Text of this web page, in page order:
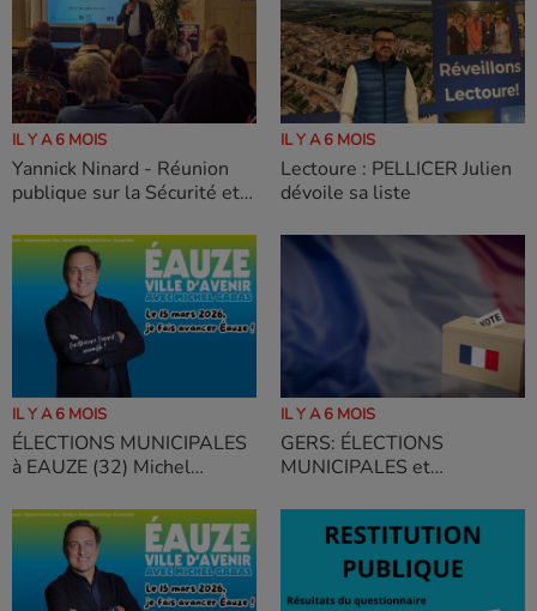
IL Y A 6 MOIS
Yannick Ninard - Réunion
publique sur la Sécurité et
échange constructif et
mobilisateur
IL Y A 6 MOIS
Lectoure : PELLICER Julien
dévoile sa liste
IL Y A 6 MOIS
ÉLECTIONS MUNICIPALES
à EAUZE (32) Michel
IL Y A 6 MOIS
GERS: ÉLECTIONS
MUNICIPALES et
15 et 22 mars 2026
DÉCLARATIONS DE
CANDIDATURE